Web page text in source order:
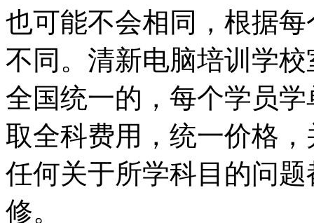
也可能不会相同，根据
不同。清新电脑培训学
全国统一的，每个学员
取全科费用，统一价格
任何关于所学科目的问
修。